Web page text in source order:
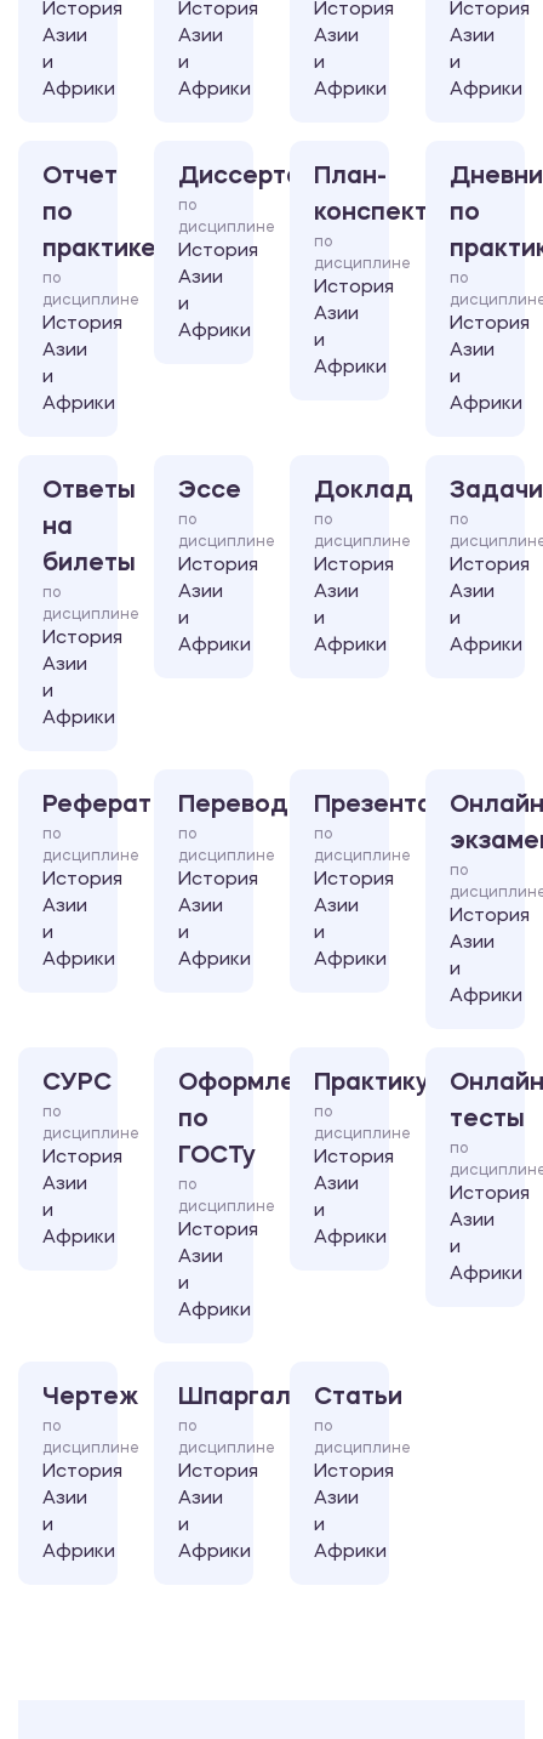
История
Азии
и
Африки
История
Азии
и
Африки
История
Азии
и
Африки
История
Азии
и
Африки
Отчет
по
практике
по
дисциплине
История
Азии
и
Африки
Диссертация
по
дисциплине
История
Азии
и
Африки
План-
конспект
по
дисциплине
История
Азии
и
Африки
по
по
История
Азии
и
Африки
Ответы
на
билеты
по
дисциплине
История
Азии
и
Африки
Эссе
по
дисциплине
История
Азии
и
Африки
Доклад
по
дисциплине
История
Азии
и
Африки
Задачи
по
История
Азии
и
Африки
Реферат
по
дисциплине
История
Азии
и
Африки
Перевод
по
дисциплине
История
Азии
и
Африки
Презентация
по
дисциплине
История
Азии
и
Африки
по
История
Азии
и
Африки
СУРС
по
дисциплине
История
Азии
и
Африки
Оформление
по
ГОСТу
по
дисциплине
История
Азии
и
Африки
Практикум
по
дисциплине
История
Азии
и
Африки
тесты
по
История
Азии
и
Африки
Чертеж
по
дисциплине
История
Азии
и
Африки
Шпаргалка
по
дисциплине
История
Азии
и
Африки
Статьи
по
дисциплине
История
Азии
и
Африки